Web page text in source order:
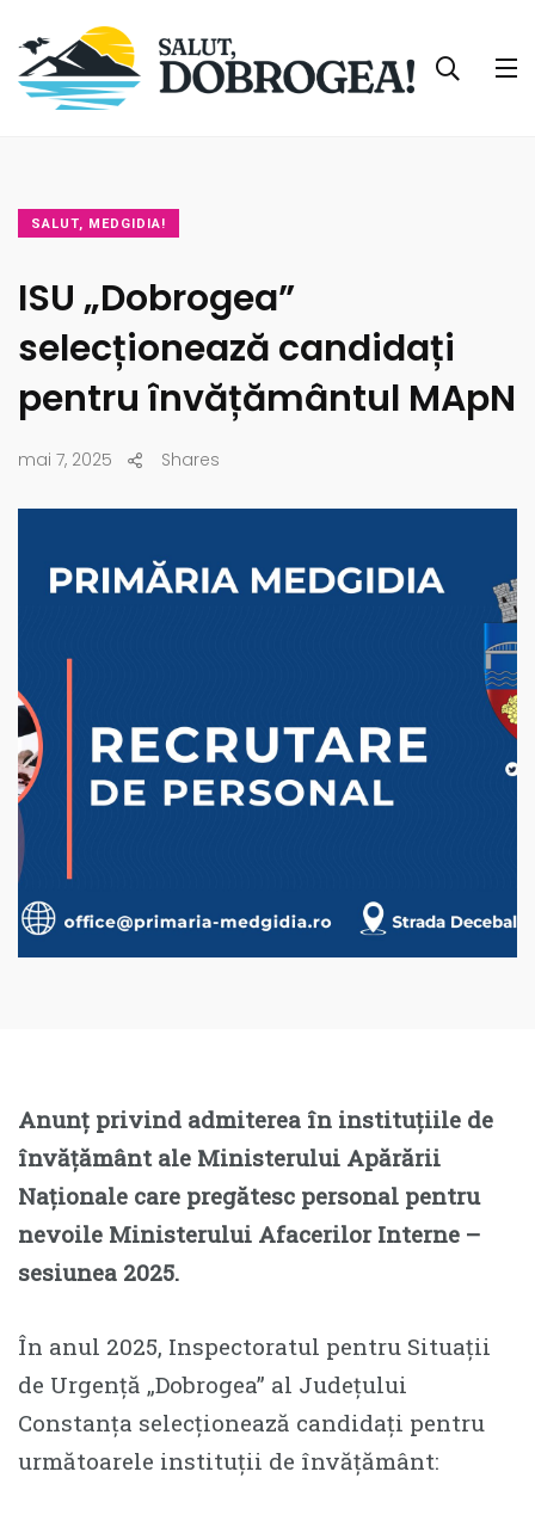
SALUT, MEDGIDIA!
ISU „Dobrogea”
selecționează candidați
pentru învățământul MApN
mai 7, 2025 Shares
Anunț privind admiterea în instituțiile de
învățământ ale Ministerului Apărării
Naționale care pregătesc personal pentru
nevoile Ministerului Afacerilor Interne –
sesiunea 2025.
În anul 2025, Inspectoratul pentru Situații
de Urgență „Dobrogea” al Județului
Constanța selecționează candidați pentru
următoarele instituții de învățământ: